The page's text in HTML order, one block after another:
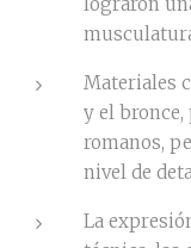
Materiales
y el
romanos,
nivel de
La